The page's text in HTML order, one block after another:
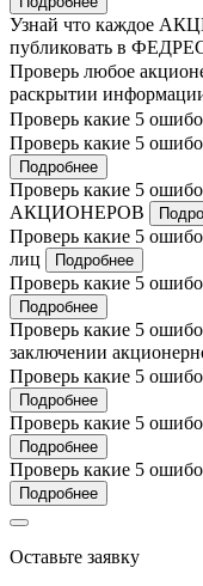
Узнай что каждое
публиковать в
Проверь любое
раскрытии
Проверь какие 5
Проверь какие 5
Подробнее
Проверь какие 5
АКЦИОНЕРОВ
Проверь какие 5
лиц
Подробнее
Проверь какие 5
Подробнее
Проверь какие 5
заключении
Проверь какие 5
Подробнее
Проверь какие 5
Подробнее
Проверь какие 5
Подробнее
Оставьте заявку